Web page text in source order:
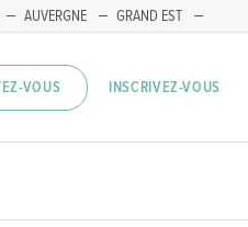
AUVERGNE
GRAND EST
VOUS INSCRIVEZ-VOUS